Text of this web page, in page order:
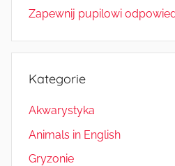
Zapewnij pupilowi
Kategorie
Akwarystyka
Animals in English
Gryzonie